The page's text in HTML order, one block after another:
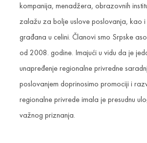
kompanija, menadžera, obrazovnih
zalažu za bolje uslove poslovanja, kao
građana u celini. Članovi smo Srpske
od 2008. godine. Imajući u vidu da je
unapređenje regionalne privredne
poslovanjem doprinosimo promociji i
regionalne privrede imala je presudnu
važnog priznanja.